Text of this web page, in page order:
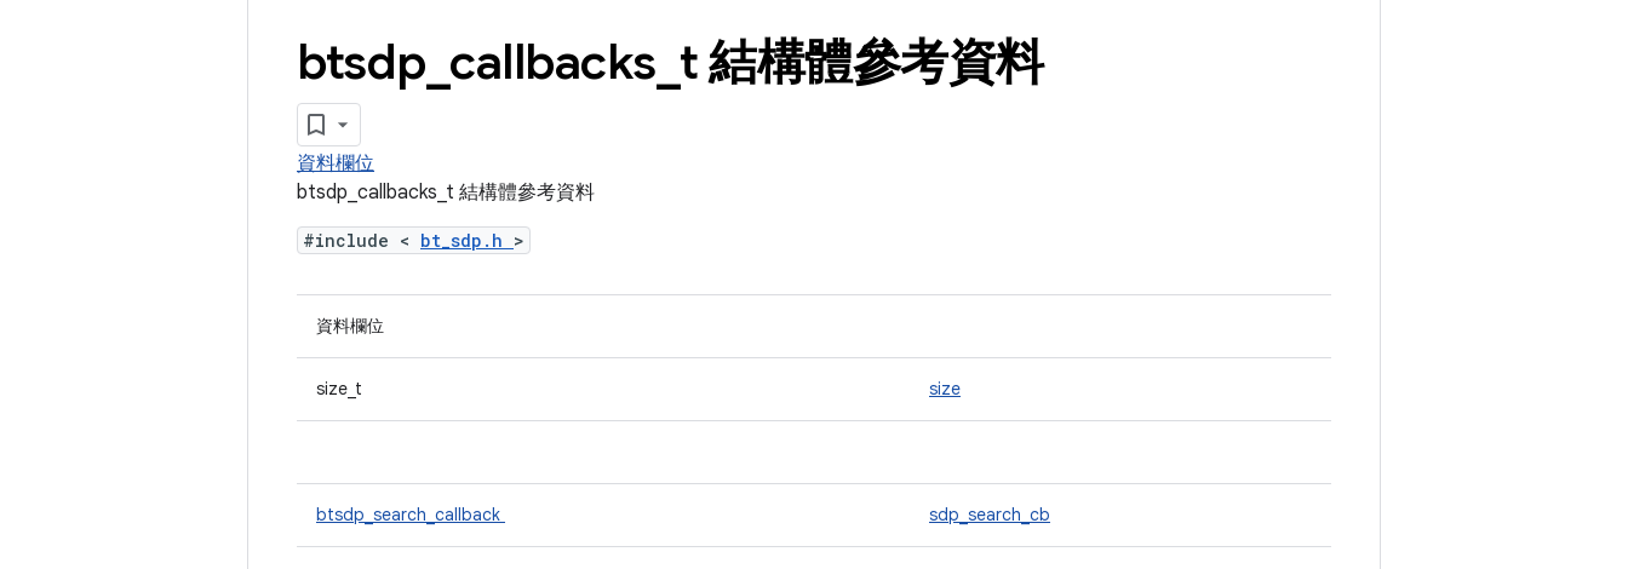
btsdp callbacks t 結構體參考資料
資料欄位
btsdp_callbacks_t 結構體參考資料
#include < bt_sdp.h >
資料欄位
size_t size
btsdp_search_callback sdp_search_cb